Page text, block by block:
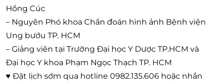
Hồng Cúc
– Nguyên Phó khoa Chẩn đoán hình ảnh Bệnh viện
Ung bướu TP. HCM
– Giảng viên tại Trường Đại học Y Dược TP.HCM và
Đại học Y khoa Phạm Ngọc Thạch TP. HCM
♥ Đặt lịch sớm qua hotline 0982.135.606 hoặc nhắn